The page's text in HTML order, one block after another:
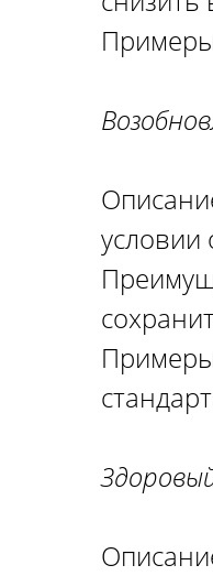
условии